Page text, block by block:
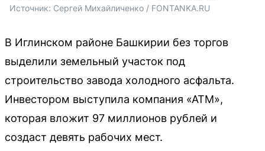
Источник: Сергей Михайличенко / FONTANKA.RU
В Иглинском районе Башкирии без торгов
выделили земельный участок под
строительство завода холодного асфальта.
Инвестором выступила компания «АТМ»,
которая вложит 97 миллионов рублей и
создаст девять рабочих мест.